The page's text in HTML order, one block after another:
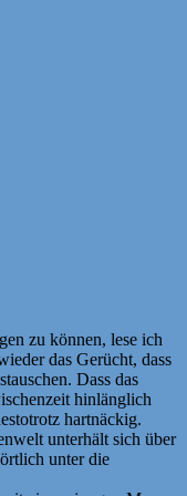
zu können, lese ich
das Gerücht, dass
Dass das
hinlänglich
hartnäckig.
unterhält sich über
unter die